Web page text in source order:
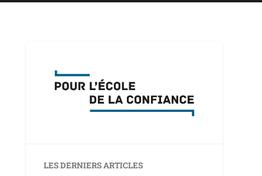
LES DERNIERS ARTICLES